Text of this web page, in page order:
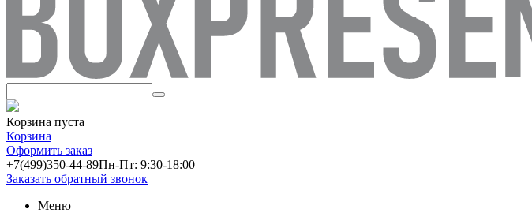
Корзина пуста
Корзина
Оформить заказ
+7(499)350-44-89Пн-Пт: 9:30-18:00
Заказать обратный звонок
Меню